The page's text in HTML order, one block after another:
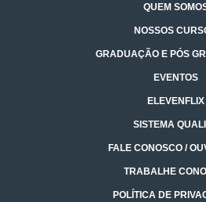
QUEM
NOSSOS
GRADUAÇÃO E PÓS
EVENTOS
ELEVENFLIX
SISTEMA
FALE CONOSCO /
TRABALHE
POLÍTICA DE